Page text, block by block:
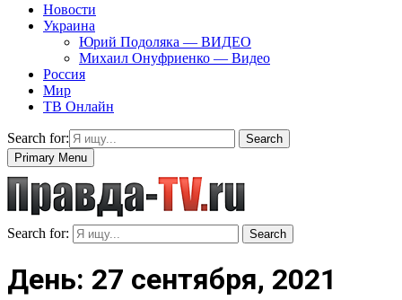
Новости
Украина
Юрий Подоляка — ВИДЕО
Михаил Онуфриенко — Видео
Россия
Мир
ТВ Онлайн
Search for:
Search
Primary Menu
Search for: Search
День: 27 сентября, 2021